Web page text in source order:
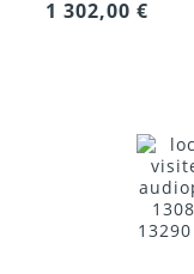
1 302,00 €